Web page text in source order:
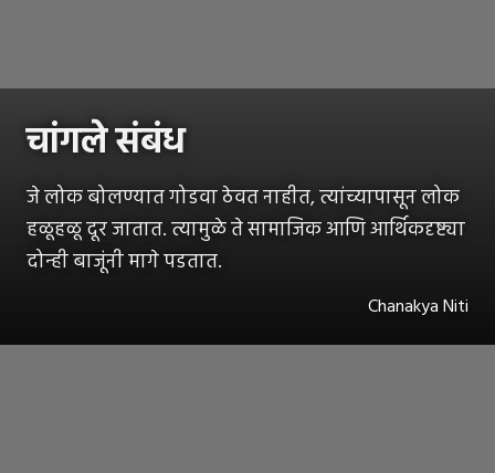
चांगले संबंध
जे लोक बोलण्यात गोडवा ठेवत नाहीत, त्यांच्यापासून लोक
हळूहळू दूर जातात. त्यामुळे ते सामाजिक आणि आर्थिकदृष्ट्या
दोन्ही बाजूंनी मागे पडतात.
Chanakya Niti